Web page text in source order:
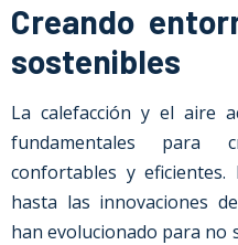
Creando
sostenibles
La calefacción y el aire
fundamentales para
confortables y eficientes.
hasta las innovaciones
han evolucionado para